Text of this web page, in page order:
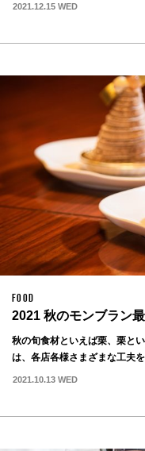
2021.12.15 WED
FOOD
2021 秋のモンブラン
秋の旬食材といえば栗、栗と
は、各店各様さまざまな工夫
2021.10.13 WED